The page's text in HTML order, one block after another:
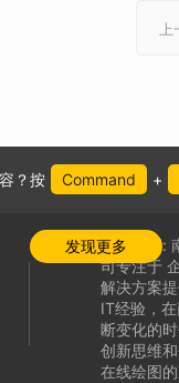
？按 Command +
发现更多公司介绍:
司专注于
解决方案
IT经验，
断变化的时
创新思维
在线绘图